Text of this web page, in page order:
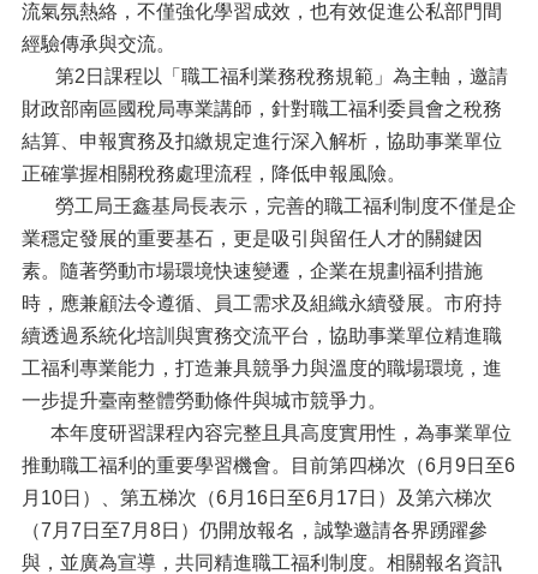
流氣氛熱絡，不僅強化學習成效，也有效促進公私部門間
經驗傳承與交流。
第2日課程以「職工福利業務稅務規範」為主軸，邀請
財政部南區國稅局專業講師，針對職工福利委員會之稅務
結算、申報實務及扣繳規定進行深入解析，協助事業單位
正確掌握相關稅務處理流程，降低申報風險。
勞工局王鑫基局長表示，完善的職工福利制度不僅是企
業穩定發展的重要基石，更是吸引與留任人才的關鍵因
素。隨著勞動市場環境快速變遷，企業在規劃福利措施
時，應兼顧法令遵循、員工需求及組織永續發展。市府持
續透過系統化培訓與實務交流平台，協助事業單位精進職
工福利專業能力，打造兼具競爭力與溫度的職場環境，進
一步提升臺南整體勞動條件與城市競爭力。
本年度研習課程內容完整且具高度實用性，為事業單位
推動職工福利的重要學習機會。目前第四梯次（6月9日至6
月10日）、第五梯次（6月16日至6月17日）及第六梯次
（7月7日至7月8日）仍開放報名，誠摯邀請各界踴躍參
與，並廣為宣導，共同精進職工福利制度。相關報名資訊